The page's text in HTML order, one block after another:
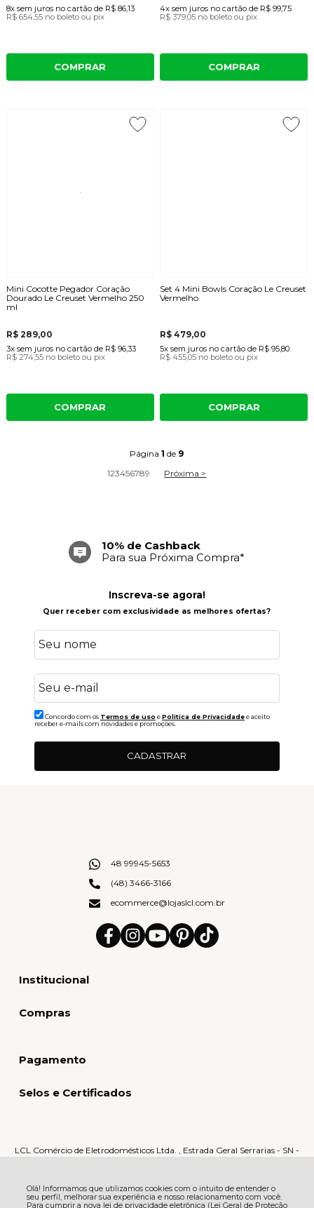
Olá! Informamos que utilizamos cookies com o intuito de entender o
seu perfil, melhorar sua experiência e nosso relacionamento com você.
Para cumprir a nova lei de privacidade eletrônica (Lei Geral de Proteção
8x sem juros no cartãode R$ 86,13
R$ 654,55 no boleto ou pix
COMPRAR
4x sem juros no cartão de R$ 99,75
R$ 379,05 no boleto ou pix
COMPRAR
Mini Cocotte Pegador Coração
Dourado Le Creuset Vermelho 250
ml
R$ 289,00
3x sem juros no cartãode R$ 96,33
R$ 274,55 no boleto ou pix
COMPRAR
Set 4 Mini Bowls Coração Le Creuset
Vermelho
R$ 479,00
5x sem juros no cartão de R$ 95,80
R$ 455,05 no boleto ou pix
COMPRAR
Página1 de 9
123456789 Próxima >
10% de Cashback
Para sua Próxima Compra*
Frete Grátis
Acima de R$ 699,00
Inscreva-se agora!
Quer receber com exclusividade as melhores ofertas?
Concordo com os Termos de uso ePolitica de Privacidadee aceito
receber e-mails com novidades e promoções.
CADASTRAR
Institucional
Compras
48 99945-5653
(48) 3466-3166
ecommerce@lojaslcl.com.br
Pagamento
Selos e Certificados
LCL Comércio de Eletrodomésticos Ltda. , Estrada Geral Serrarias - SN -
Serrarias - 88870-000 - Orleans - SC